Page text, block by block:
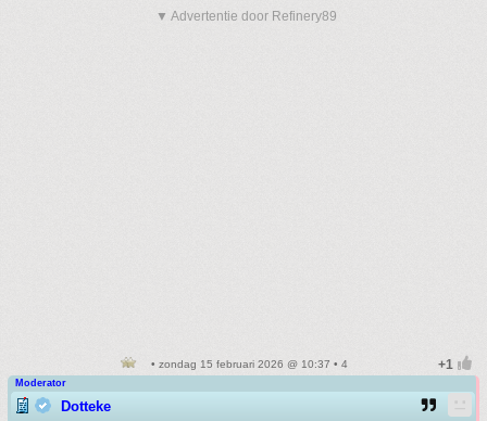
▼ Advertentie door Refinery89
• zondag 15 februari 2026 @ 10:37 • 4
Moderator
Dotteke